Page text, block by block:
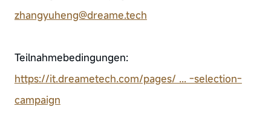
zhangyuheng@dreame.tech
Teilnahmebedingungen:
https://it.dreametech.com/pages/ ... -selection-
campaign